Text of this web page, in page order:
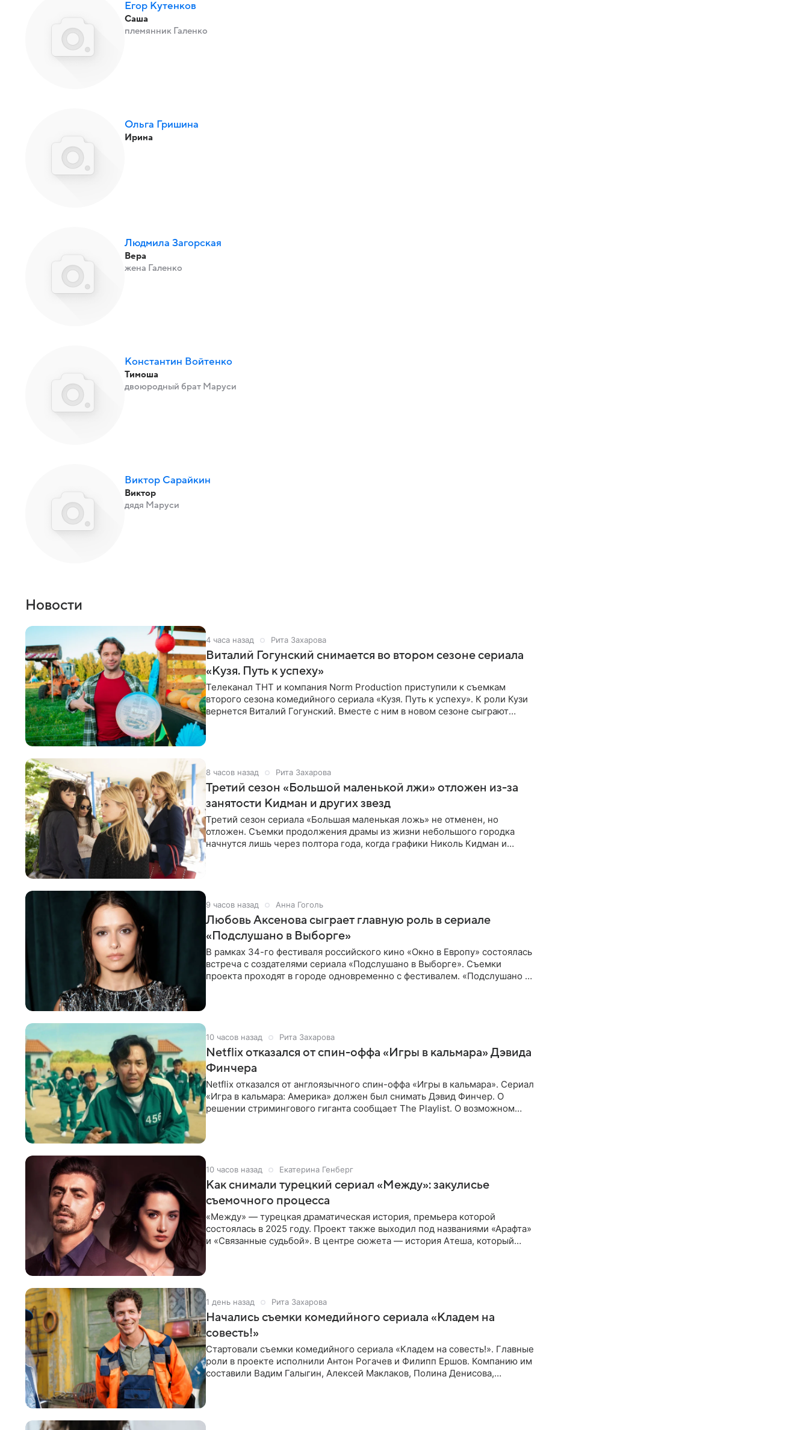
Егор Кутенков
Саша
племянник Галенко
Ольга Гришина
Ирина
Людмила Загорская
Вера
жена Галенко
Константин Войтенко
Тимоша
двоюродный брат Маруси
Виктор Сарайкин
Виктор
дядя Маруси
Новости
4 часа назад Рита Захарова
Виталий Гогунский снимается во втором сезоне сериала
«Кузя. Путь к успеху»
Телеканал ТНТ и компания Norm Production приступили к съемкам
второго сезона комедийного сериала «Кузя. Путь к успеху». К роли Кузи
вернется Виталий Гогунский. Вместе с ним в новом сезоне сыграют
8 часов назад Рита Захарова
Третий сезон «Большой маленькой лжи» отложен из-за
занятости Кидман и других звезд
Третий сезон сериала «Большая маленькая ложь» не отменен, но
отложен. Съемки продолжения драмы из жизни небольшого городка
начнутся лишь через полтора года, когда графики Николь Кидман и
9 часов назад Анна Гоголь
Любовь Аксенова сыграет главную роль в сериале
«Подслушано в Выборге»
В рамках 34-го фестиваля российского кино «Окно в Европу» состоялась
встреча с создателями сериала «Подслушано в Выборге». Съемки
проекта проходят в городе одновременно с фестивалем. «Подслушано в
10 часов назад Рита Захарова
Netflix отказался от спин-оффа «Игры в кальмара» Дэвида
Финчера
Netflix отказался от англоязычного спин-оффа «Игры в кальмара». Сериал
«Игра в кальмара: Америка» должен был снимать Дэвид Финчер. О
решении стримингового гиганта сообщает The Playlist. О возможном
10 часов назад Екатерина Генберг
Как снимали турецкий сериал «Между»: закулисье
съемочного процесса
«Между» — турецкая драматическая история, премьера которой
состоялась в 2025 году. Проект также выходил под названиями «Арафта»
и «Связанные судьбой». В центре сюжета — история Атеша, который
1 день назад Рита Захарова
Начались съемки комедийного сериала «Кладем на
совесть!»
Стартовали съемки комедийного сериала «Кладем на совесть!». Главные
роли в проекте исполнили Антон Рогачев и Филипп Ершов. Компанию им
составили Вадим Галыгин, Алексей Маклаков, Полина Денисова,